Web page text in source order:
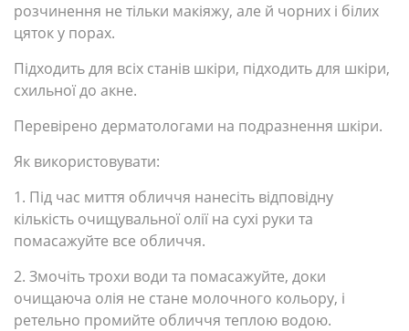
розчинення не тільки макіяжу, але й чорних і білих
цяток у порах.
Підходить для всіх станів шкіри, підходить для шкіри,
схильної до акне.
Перевірено дерматологами на подразнення шкіри.
Як використовувати:
1. Під час миття обличчя нанесіть відповідну
кількість очищувальної олії на сухі руки та
помасажуйте все обличчя.
2. Змочіть трохи води та помасажуйте, доки
очищаюча олія не стане молочного кольору, і
ретельно промийте обличчя теплою водою.